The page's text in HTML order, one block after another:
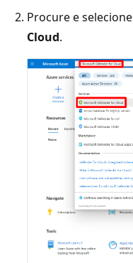
Procure e selecione
Cloud.